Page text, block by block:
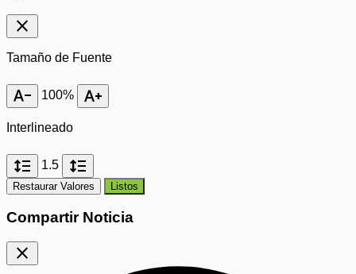
close
Tamaño de Fuente
text_decrease 100% text_increase
Interlineado
format_line_spacing 1.5 format_line_spacing
Restaurar Valores Listos
Compartir Noticia
close